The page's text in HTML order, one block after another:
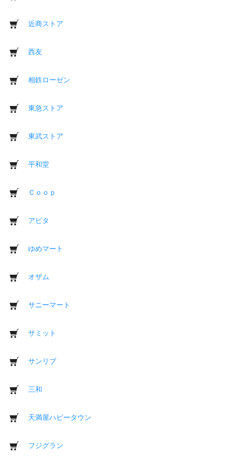
近商ストア
西友
相鉄ローゼン
東急ストア
東武ストア
平和堂
Ｃｏｏｐ
アピタ
ゆめマート
オザム
サニーマート
サミット
サンリブ
三和
天満屋ハピータウン
フジグラン